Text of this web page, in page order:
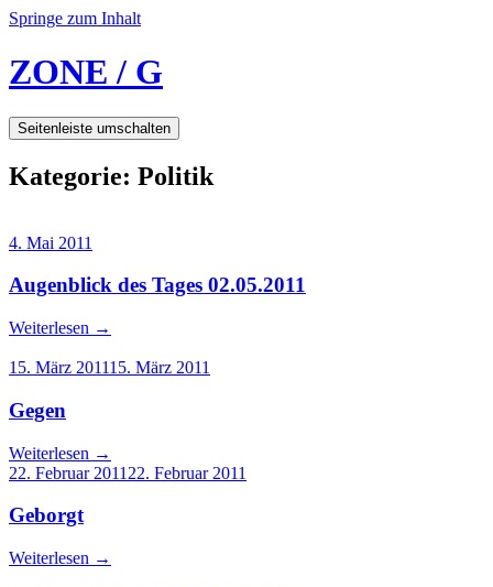
Springe zum Inhalt
ZONE / G
Seitenleiste umschalten
Kategorie: Politik
4. Mai 2011
Augenblick des Tages 02.05.2011
Weiterlesen →
15. März 201115. März 2011
Gegen
Weiterlesen →
22. Februar 2011 22. Februar 2011
Geborgt
Weiterlesen →